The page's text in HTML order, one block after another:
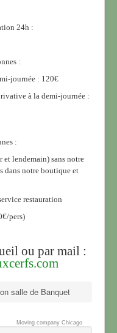
24h :
:
journée : 120€
à la demi-journée :
:
lendemain) sans notre
dans notre boutique et
restauration
pers)
ou par mail :
salle de Banquet
Moving company Chicago